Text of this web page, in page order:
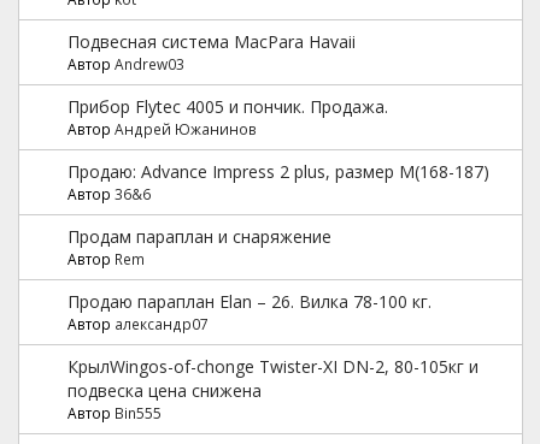
Подвесная система MacPara Havaii
Автор Andrew03
Прибор Flytec 4005 и пончик. Продажа.
Автор Андрей Южанинов
Продаю: Advance Impress 2 plus, размер M(168-187)
Автор 36&6
Продам параплан и снаряжение
Автор Rem
Продаю параплан Elan – 26. Вилка 78-100 кг.
Автор александр07
КрылWingos-of-chonge Twister-XI DN-2, 80-105кг и
подвеска цена снижена
Автор Bin555